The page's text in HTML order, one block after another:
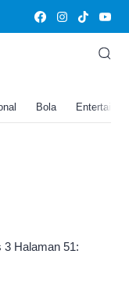
Bola
3 Halaman 51: